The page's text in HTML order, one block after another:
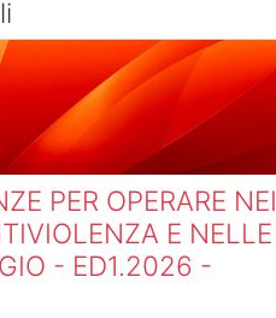
PER OPERARE NEI
E NELLE
- ED1.2026 -